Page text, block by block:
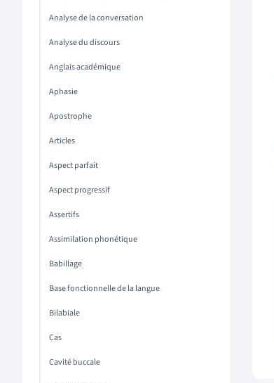
Analyse de la conversation
Analyse du discours
Anglais académique
Aphasie
Apostrophe
Articles
Aspect parfait
Aspect progressif
Assertifs
Assimilation phonétique
Babillage
Base fonctionnelle de la langue
Bilabiale
Cas
Cavité buccale